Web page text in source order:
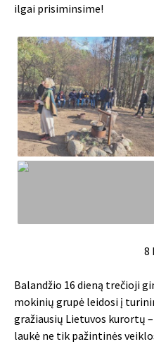
ilgai prisiminsime!
8
Balandžio 16 dieną trečioji
mokinių grupė leidosi į
gražiausių Lietuvos kurortų
laukė ne tik pažintinės